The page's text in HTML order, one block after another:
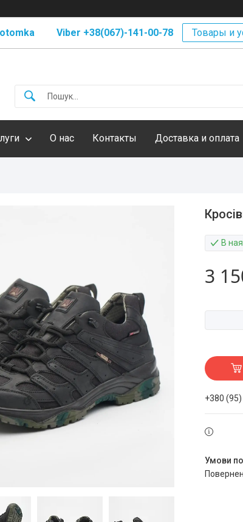
Viber +38(067)-141-00-78 Товары и
О нас Контакты Доставка и оплата
В
3
+380